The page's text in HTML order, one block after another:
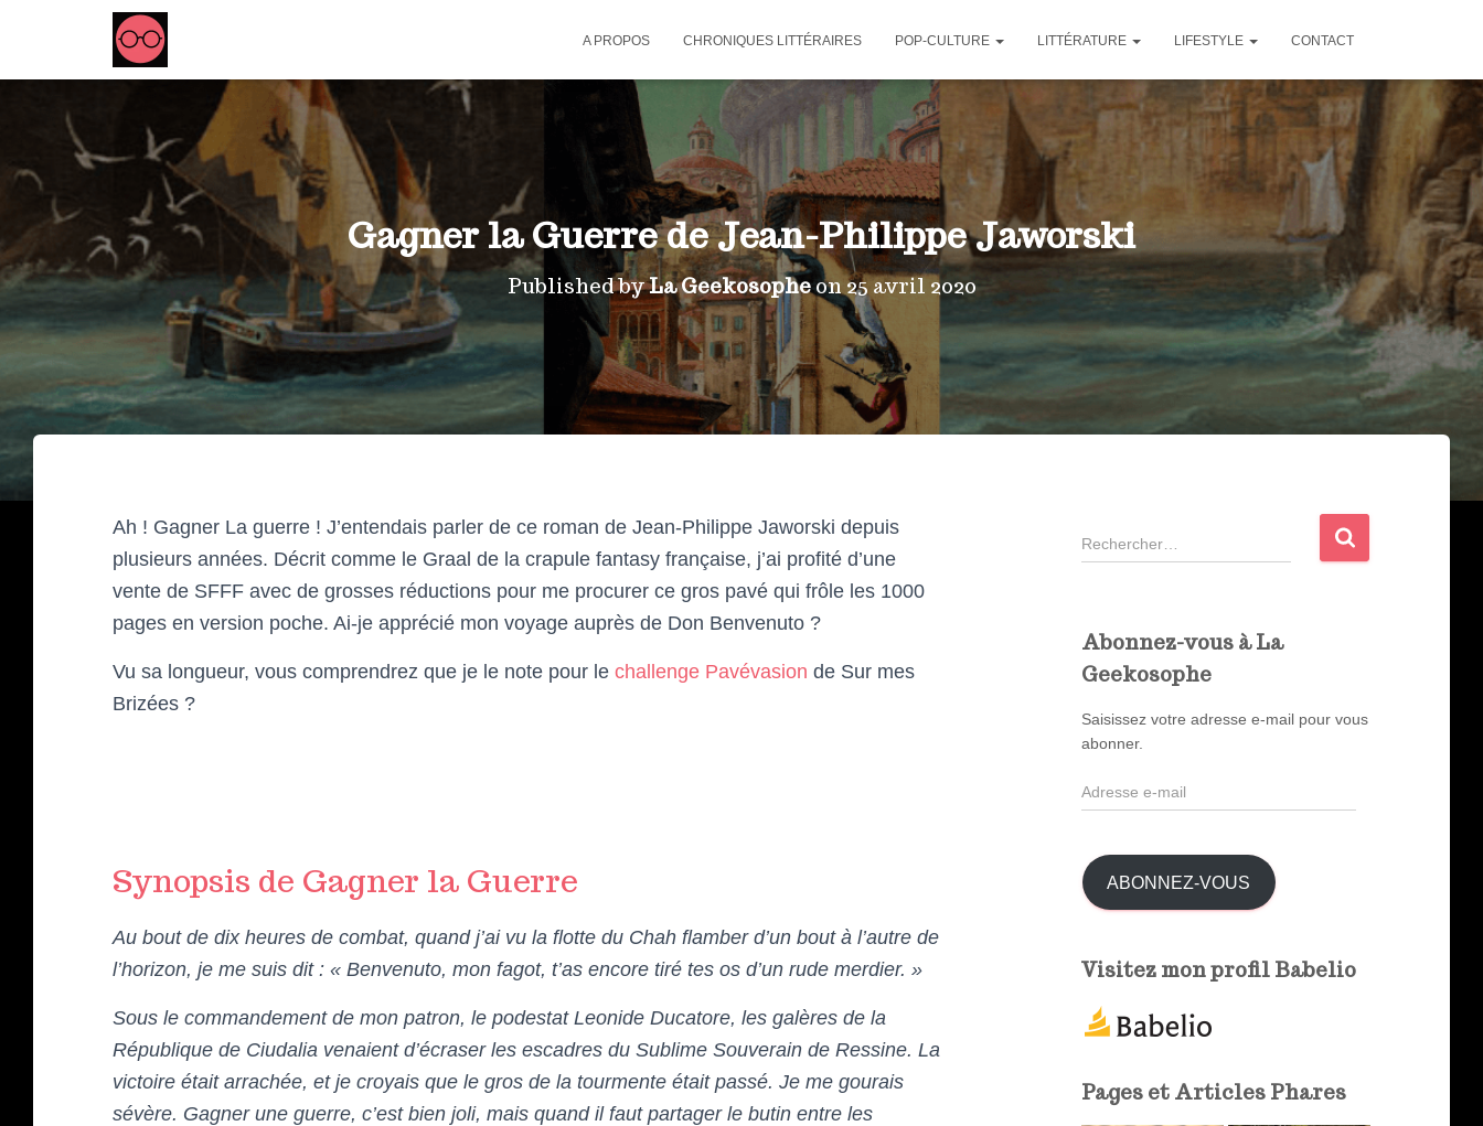
A PROPOS CHRONIQUES LITTÉRAIRES POP-CULTURE LITTÉRATURE LIFESTYLE CONTACT
Gagner la Guerre de Jean-Philippe Jaworski
Published byLa Geekosopheon 25 avril 2020
Ah ! Gagner La guerre ! J’entendais parler de ce roman de Jean-Philippe Jaworski depuis
plusieurs années. Décrit comme le Graal de la crapule fantasy française, j’ai profité d’une
vente de SFFF avec de grosses réductions pour me procurer ce gros pavé qui frôle les 1000
pages en version poche. Ai-je apprécié mon voyage auprès de Don Benvenuto ?
Vu sa longueur, vous comprendrez que je le note pour le challenge Pavévasion de Sur mes
Brizées ?
Synopsis de Gagner la Guerre
Au bout de dix heures de combat, quand j’ai vu la flotte du Chah flamber d’un bout à l’autre de
l’horizon, je me suis dit : « Benvenuto, mon fagot, t’as encore tiré tes os d’un rude merdier. »
Sous le commandement de mon patron, le podestat Leonide Ducatore, les galères de la
République de Ciudalia venaient d’écraser les escadres du Sublime Souverain de Ressine. La
victoire était arrachée, et je croyais que le gros de la tourmente était passé. Je me gourais
sévère. Gagner une guerre, c’est bien joli, mais quand il faut partager le butin entre les
R
e
c
e
r
:
Abonnez-vous à La
Geekosophe
Saisissez votre adresse e-mail pour vous
abonner.
A
d
s
s
a
ABONNEZ-VOUS
Visitez mon profil Babelio
Pages et Articles Phares